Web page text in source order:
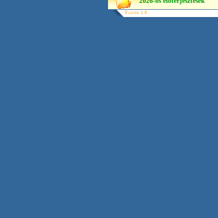
Flister 1.6